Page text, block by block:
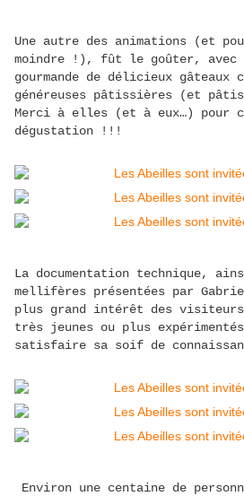
Une autre des animations (et
moindre !), fût le goûter, avec
gourmande de délicieux gâteaux
généreuses pâtissières (et
Merci à elles (et à eux…) pour ce
dégustation !!!
La documentation technique,
mellifères présentées par
plus grand intérêt des
très jeunes ou plus
satisfaire sa soif de
Environ une centaine de